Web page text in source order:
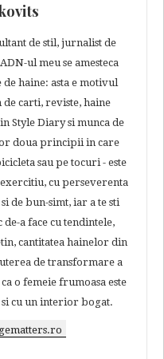
de stil, jurnalist de
ul meu se amesteca
haine: asta e motivul
carti, reviste, haine
Style Diary si munca de
doua principii in care
sau pe tocuri - este
cu perseverenta
de bun-simt, iar a te sti
a face cu tendintele,
cantitatea hainelor din
de transformare a
o femeie frumoasa este
cu un interior bogat.